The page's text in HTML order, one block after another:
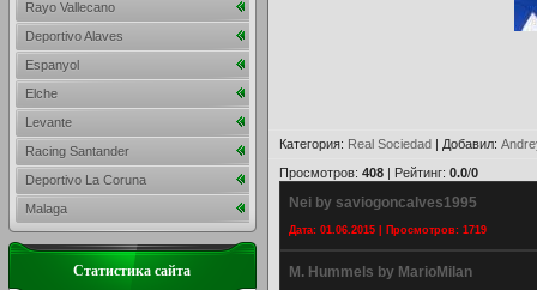
Категория: Real Sociedad | Добавил:
Просмотров: 408 | Рейтинг: 0.0/0
Nei by saviogoncalves1995
Дата: 01.06.2015 | Просмотров: 1719
M. Hummels by MarioMilan
Rayo Vallecano
Deportivo Alaves
Espanyol
Elche
Levante
Racing Santander
Deportivo La Coruna
Malaga
Статистика сайта